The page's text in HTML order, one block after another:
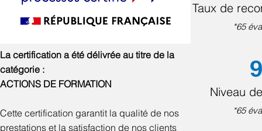
La certification a été délivrée au titre de la
catégorie :
ACTIONS DE FORMATION
Cette certification garantit la qualité de nos
prestations et la satisfaction de nos clients
Taux de
*65
Niveau
*65